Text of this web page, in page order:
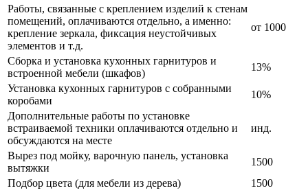
Работы, связанные с креплением изделий к стенам
помещений, оплачиваются отдельно, а именно:
крепление зеркала, фиксация неустойчивых
элементов и т.д.
от 1000
Сборка и установка кухонных гарнитуров и
встроенной мебели (шкафов)
13%
Установка кухонных гарнитуров с собранными
коробами
10%
Дополнительные работы по установке
встраиваемой техники оплачиваются отдельно и
обсуждаются на месте
инд.
Вырез под мойку, варочную панель, установка
вытяжки
1500
Подбор цвета (для мебели из дерева)
1500